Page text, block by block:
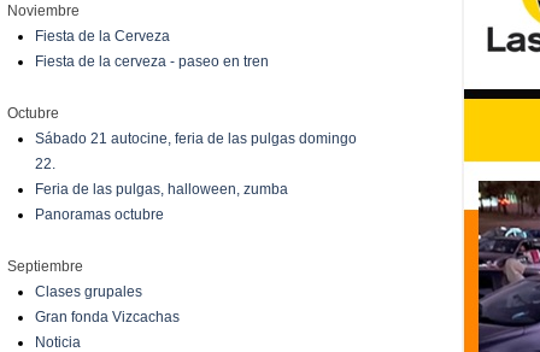
Noviembre
Fiesta de la Cerveza
Fiesta de la cerveza - paseo en tren
Octubre
Sábado 21 autocine, feria de las pulgas domingo
22.
Feria de las pulgas, halloween, zumba
Panoramas octubre
Septiembre
Clases grupales
Gran fonda Vizcachas
Noticia